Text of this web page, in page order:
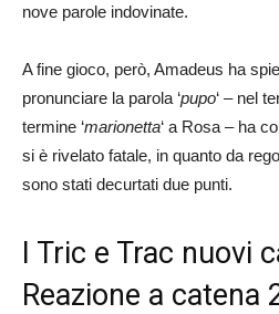
nove parole indovinate.
A fine gioco, però, Amadeus ha
pronunciare la parola ‘pupo‘ – nel
termine ‘marionetta‘ a Rosa – ha
si è rivelato fatale, in quanto da
sono stati decurtati due punti.
I Tric e Trac nuovi
Reazione a catena